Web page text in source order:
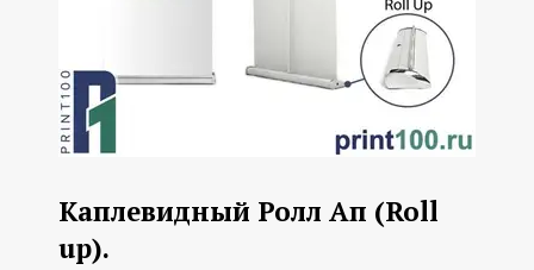
Каплевидный Ролл Ап (Roll
up).